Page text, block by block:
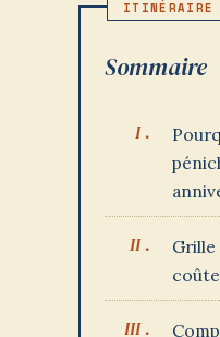
Sommaire